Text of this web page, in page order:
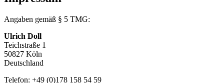
Angaben gemäß § 5 TMG:
Ulrich Doll
Teichstraße 1
50827 Köln
Deutschland
Telefon: +49 (0)178 158 54 59